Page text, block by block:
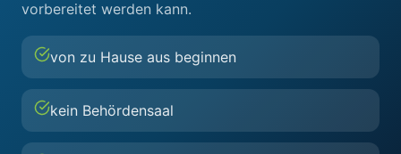
vorbereitet werden kann.
von zu Hause aus beginnen
kein Behördensaal